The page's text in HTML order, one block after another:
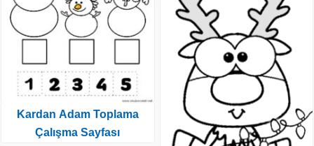
Kardan Adam Toplama
Çalışma Sayfası